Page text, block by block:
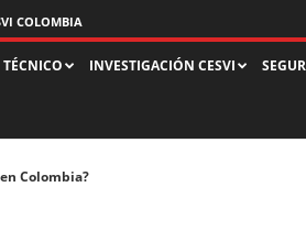
COLOMBIA
INVESTIGACIÓN CESVI
Colombia?